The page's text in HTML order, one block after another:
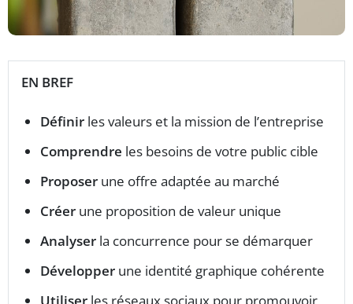
EN BREF
Définir les valeurs et la mission de l’entreprise
Comprendre les besoins de votre public cible
Proposer une offre adaptée au marché
Créer une proposition de valeur unique
Analyser la concurrence pour se démarquer
Développer une identité graphique cohérente